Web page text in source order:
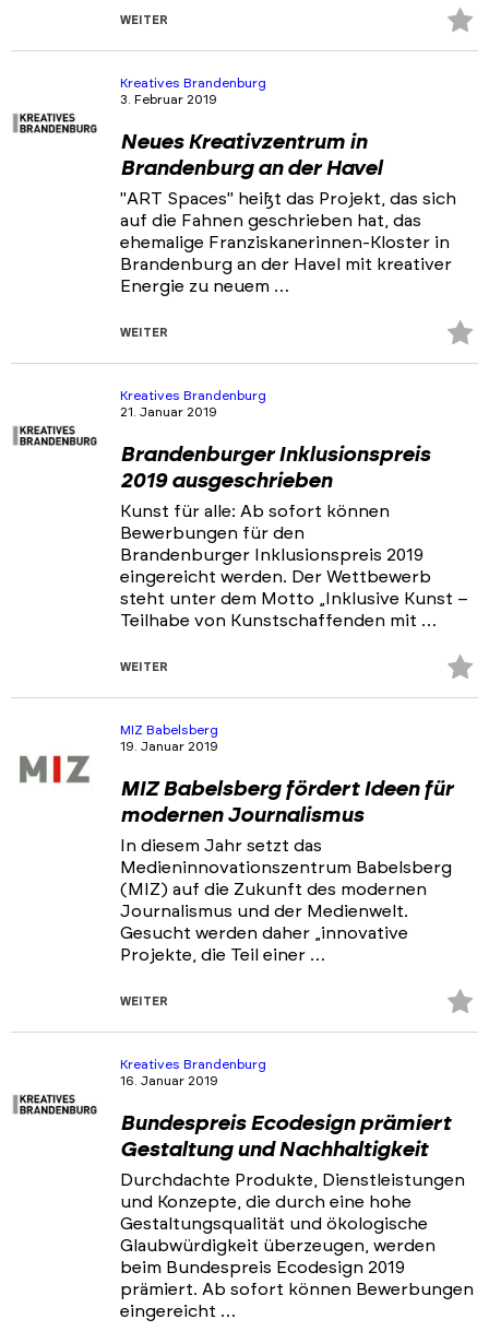
WEITER
Kreatives Brandenburg
3. Februar 2019
Neues Kreativzentrum in
Brandenburg an der Havel
"ART Spaces" heißt das Projekt, das sich
auf die Fahnen geschrieben hat, das
ehemalige Franziskanerinnen-Kloster in
Brandenburg an der Havel mit kreativer
Energie zu neuem …
WEITER
Kreatives Brandenburg
21. Januar 2019
Brandenburger Inklusionspreis
2019 ausgeschrieben
Kunst für alle: Ab sofort können
Bewerbungen für den
Brandenburger Inklusionspreis 2019
eingereicht werden. Der Wettbewerb
steht unter dem Motto „Inklusive Kunst –
Teilhabe von Kunstschaffenden mit …
WEITER
MIZ Babelsberg
19. Januar 2019
MIZ Babelsberg fördert Ideen für
modernen Journalismus
In diesem Jahr setzt das
Medieninnovationszentrum Babelsberg
(MIZ) auf die Zukunft des modernen
Journalismus und der Medienwelt.
Gesucht werden daher „innovative
Projekte, die Teil einer …
WEITER
Kreatives Brandenburg
16. Januar 2019
Bundespreis Ecodesign prämiert
Gestaltung und Nachhaltigkeit
Durchdachte Produkte, Dienstleistungen
und Konzepte, die durch eine hohe
Gestaltungsqualität und ökologische
Glaubwürdigkeit überzeugen, werden
beim Bundespreis Ecodesign 2019
prämiert. Ab sofort können Bewerbungen
eingereicht …